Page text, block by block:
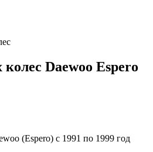
Daewoo Espero
(Espero) с 1991 по 1999 год